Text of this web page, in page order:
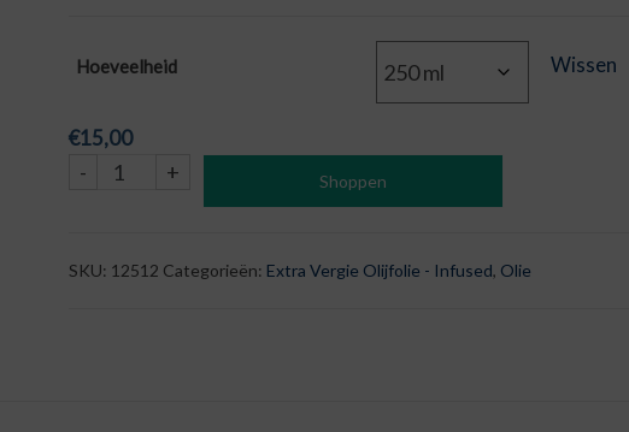
Hoeveelheid Wissen
€15,00
-
Olijfolie
aantal
+ Shoppen
SKU: 12512 Categorieën: Extra Vergie Olijfolie - Infused, Olie